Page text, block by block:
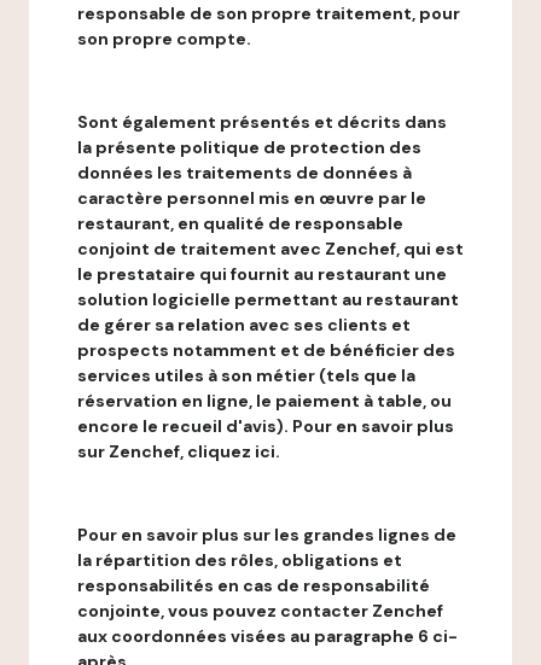
responsable de son propre traitement, pour
son propre compte.
Sont également présentés et décrits dans
la présente politique de protection des
données les traitements de données à
caractère personnel mis en œuvre par le
restaurant, en qualité de responsable
conjoint de traitement avec Zenchef, qui est
le prestataire qui fournit au restaurant une
solution logicielle permettant au restaurant
de gérer sa relation avec ses clients et
prospects notamment et de bénéficier des
services utiles à son métier (tels que la
réservation en ligne, le paiement à table, ou
encore le recueil d'avis). Pour en savoir plus
sur Zenchef, cliquez ici.
Pour en savoir plus sur les grandes lignes de
la répartition des rôles, obligations et
responsabilités en cas de responsabilité
conjointe, vous pouvez contacter Zenchef
aux coordonnées visées au paragraphe 6 ci-